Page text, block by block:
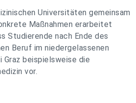
Universitäten gemeinsam
Maßnahmen erarbeitet
Studierende nach Ende des
Beruf im niedergelassenen
Graz beispielsweise die
vor.